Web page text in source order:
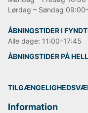
Lørdag – Søndag
ÅBNINGSTIDER I
Alle dage: 11:00–17:45
ÅBNINGSTIDER PÅ
Information